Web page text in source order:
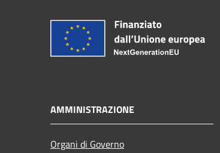
AMMINISTRAZIONE
Organi di Governo